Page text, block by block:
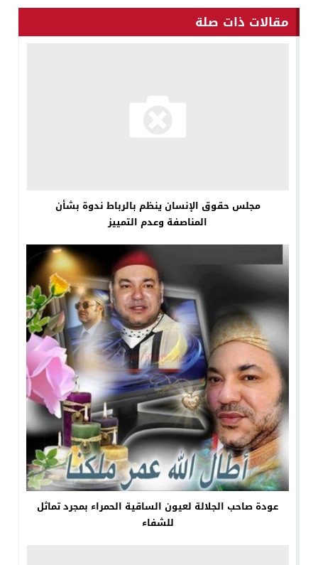
مقالات ذات صلة
مجلس حقوق الإنسان ينظم بالرباط ندوة بشأن
المناصفة وعدم التمييز
عودة صاحب الجلالة لعيون الساقية الحمراء بمجرد تماثل
للشفاء